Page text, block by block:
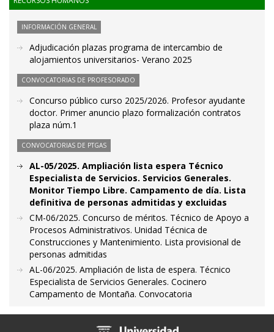
INFORMACIÓN GENERAL
Adjudicación plazas programa de intercambio de
alojamientos universitarios- Verano 2025
CONVOCATORIAS DE PROFESORADO
Concurso público curso 2025/2026. Profesor ayudante
doctor. Primer anuncio plazo formalización contratos
plaza núm.1
CONVOCATORIAS DE PTGAS
AL-05/2025. Ampliación lista espera Técnico
Especialista de Servicios. Servicios Generales.
Monitor Tiempo Libre. Campamento de día. Lista
definitiva de personas admitidas y excluidas
CM-06/2025. Concurso de méritos. Técnico de Apoyo a
Procesos Administrativos. Unidad Técnica de
Construcciones y Mantenimiento. Lista provisional de
personas admitidas
AL-06/2025. Ampliación de lista de espera. Técnico
Especialista de Servicios Generales. Cocinero
Campamento de Montaña. Convocatoria